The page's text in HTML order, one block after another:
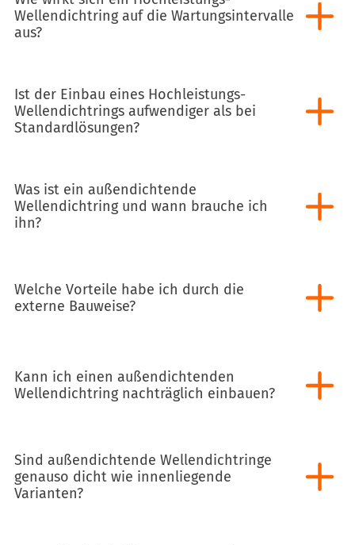
Wellendichtring auf die Wartungsintervalle
aus?
Ist der Einbau eines Hochleistungs-
Wellendichtrings aufwendiger als bei
Standardlösungen?
Was ist ein außendichtende
Wellendichtring und wann brauche ich
ihn?
Welche Vorteile habe ich durch die
externe Bauweise?
Kann ich einen außendichtenden
Wellendichtring nachträglich einbauen?
Sind außendichtende Wellendichtringe
genauso dicht wie innenliegende
Varianten?